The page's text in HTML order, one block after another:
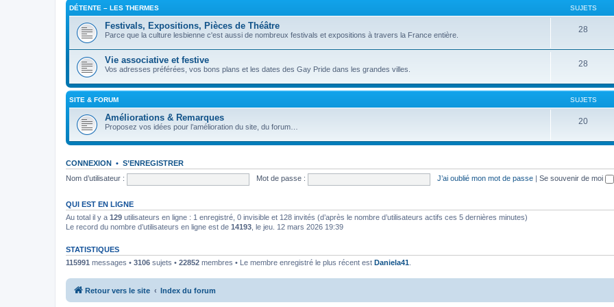
DÉTENTE – LES THERMES SUJETS
Festivals, Expositions, Pièces de Théâtre
Parce que la culture lesbienne c'est aussi de nombreux festivals et expositions à travers la France entière.
28
Vie associative et festive
Vos adresses préférées, vos bons plans et les dates des Gay Pride dans les grandes villes.
28
SITE & FORUM SUJETS
Améliorations & Remarques
Proposez vos idées pour l’amélioration du site, du forum…
20
CONNEXION • S’ENREGISTRER
Nom d’utilisateur :
Mot de passe : J’ai oublié mon mot de passe Se souvenir de moi
QUI EST EN LIGNE
Au total il y a 129 utilisateurs en ligne : 1 enregistré, 0 invisible et 128 invités (d’après le nombre d’utilisateurs actifs ces 5 dernières minutes)
Le record du nombre d’utilisateurs en ligne est de 14193 , le jeu. 12 mars 2026 19:39
STATISTIQUES
115991 messages • 3106 sujets • 22852 membres • Le membre enregistré le plus récent est Daniela41
Retour vers le site Index du forum